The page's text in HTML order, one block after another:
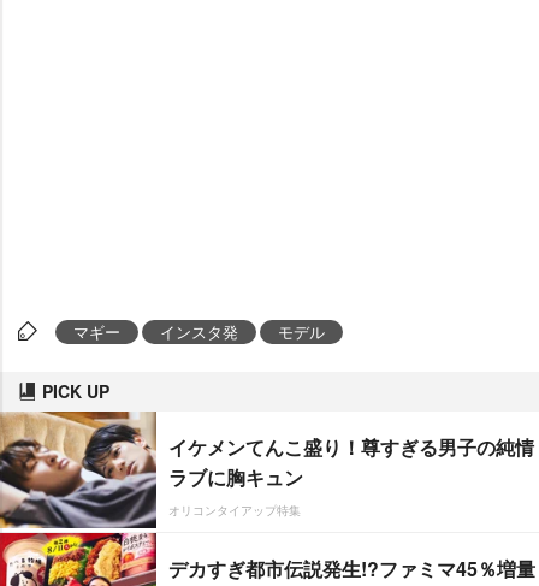
マギー インスタ発 モデル
PICK UP
イケメンてんこ盛り！尊すぎる男子の純情
ラブに胸キュン
オリコンタイアップ特集
デカすぎ都市伝説発生!?ファミマ45％増量